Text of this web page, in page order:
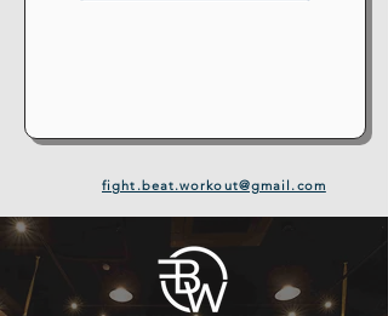
fight.beat.workout@gmail.com